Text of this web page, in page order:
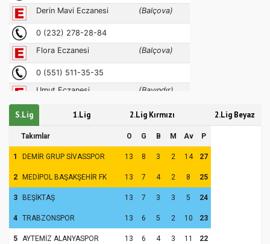
S.Lig 1.Lig 2.Lig Kırmızı 2.Lig Beyaz
Takımlar O G B M Av P
1 DEMİR GRUP SİVASSPOR 13 8 3 2 14 27
2 MEDİPOL BAŞAKŞEHİR FK 13 7 4 2 8 25
3 BEŞİKTAŞ 13 7 3 3 5 24
4 TRABZONSPOR 13 6 5 2 10 23
5 AYTEMİZ ALANYASPOR 13 6 4 3 11 22